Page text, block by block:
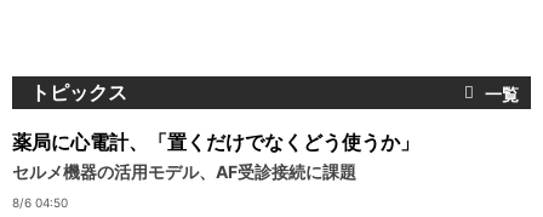
トピックス
薬局に心電計、「置くだけでなくどう使うか」
セルメ機器の活用モデル、AF受診接続に課題
8/6 04:50